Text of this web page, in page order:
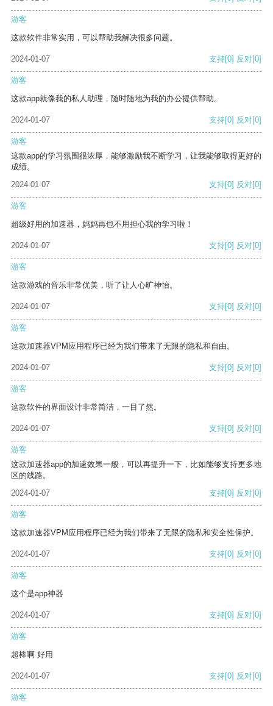
游客
这款软件非常实用，可以帮助我解决很多问题。
2024-01-07 支持[0] 反对[0]
游客
这款app就像我的私人助理，随时随地为我的办公提供帮助。
2024-01-07 支持[0] 反对[0]
游客
这款app的学习氛围很浓厚，能够激励我不断学习，让我能够取得更好的
成绩。
2024-01-07
支持[0] 反对[0]
游客
超级好用的加速器，妈妈再也不用担心我的学习啦！
2024-01-07 支持[0] 反对[0]
游客
这款游戏的音乐非常优美，听了让人心旷神怡。
2024-01-07 支持[0] 反对[0]
游客
这款加速器VPM应用程序已经为我们带来了无限的隐私和自由。
2024-01-07 支持[0] 反对[0]
游客
这款软件的界面设计非常简洁，一目了然。
2024-01-07 支持[0] 反对[0]
游客
这款加速器app的加速效果一般，可以再提升一下，比如能够支持更多地
区的线路。
2024-01-07
支持[0] 反对[0]
游客
这款加速器VPM应用程序已经为我们带来了无限的隐私和安全性保护。
2024-01-07 支持[0] 反对[0]
游客
这个是app神器
2024-01-07 支持[0] 反对[0]
游客
超棒啊 好用
2024-01-07 支持[0] 反对[0]
游客